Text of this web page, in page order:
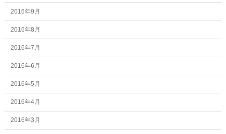
2016年9月
2016年8月
2016年7月
2016年6月
2016年5月
2016年4月
2016年3月